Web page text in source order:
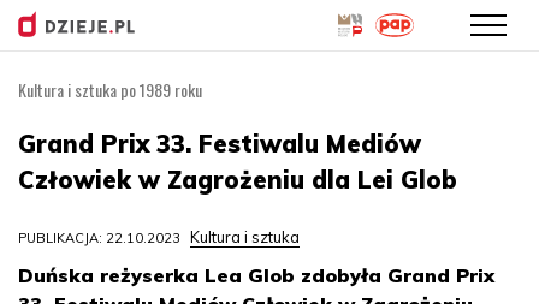
treści
Kultura i sztuka po 1989 roku
Grand Prix 33. Festiwalu Mediów
Człowiek w Zagrożeniu dla Lei Glob
PUBLIKACJA: 22.10.2023 Kultura i sztuka
Duńska reżyserka Lea Glob zdobyła Grand Prix